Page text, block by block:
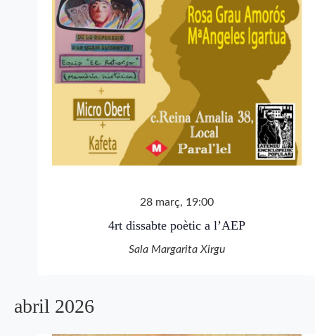
28 març, 19:00
4rt dissabte poètic a l’AEP
Sala Margarita Xirgu
abril 2026